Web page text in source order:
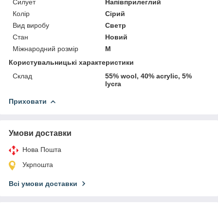
Силует
Напівприлеглий
Колір
Сірий
Вид виробу
Светр
Стан
Новий
Міжнародний розмір
M
Користувальницькі характеристики
Склад
55% wool, 40% acrylic, 5%
lycra
Приховати
Умови доставки
Нова Пошта
Укрпошта
Всі умови доставки